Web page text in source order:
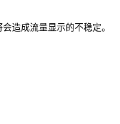
造成流量显示的不稳定。